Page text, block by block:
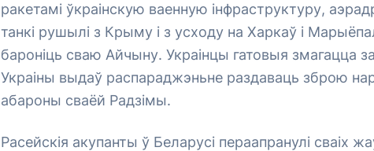
ракетамі ўкраінскую ваенную інфраструктуру,
танкі рушылі з Крыму і з усходу на Харкаў і
бароніць сваю Айчыну. Украінцы гатовыя змагацца
Украіны выдаў распараджэньне раздаваць зброю
абароны сваёй Радзімы.
Расейскія акупанты ў Беларусі пераапранулі сваіх